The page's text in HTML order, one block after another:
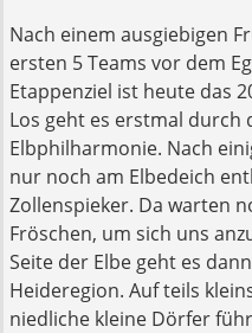
Nach einem ausgiebigen
ersten 5 Teams vor dem
Etappenziel ist heute das
Los geht es erstmal durch
Elbphilharmonie. Nach
nur noch am Elbedeich
Zollenspieker. Da warten
Fröschen, um sich uns
Seite der Elbe geht es
Heideregion. Auf teils
niedliche kleine Dörfer